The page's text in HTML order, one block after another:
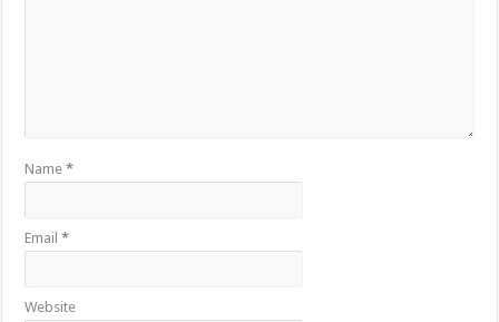
Name*
Email*
Website